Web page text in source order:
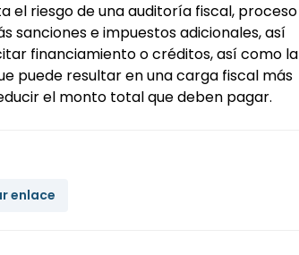
riesgo de una auditoría fiscal, proceso
sanciones e impuestos adicionales, así
financiamiento o créditos, así como la
puede resultar en una carga fiscal más
el monto total que deben pagar.
enlace